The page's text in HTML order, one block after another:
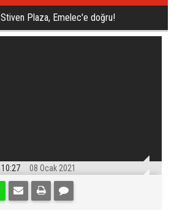
Stiven Plaza, Emelec'e doğru!
10:27 08 Ocak 2021